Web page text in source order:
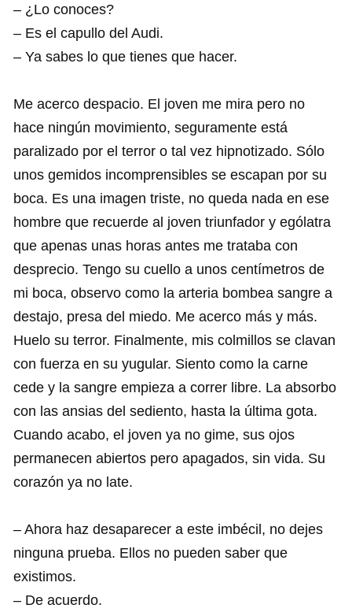
– ¿Lo conoces?
– Es el capullo del Audi.
– Ya sabes lo que tienes que hacer.
Me acerco despacio. El joven me mira pero no
hace ningún movimiento, seguramente está
paralizado por el terror o tal vez hipnotizado. Sólo
unos gemidos incomprensibles se escapan por su
boca. Es una imagen triste, no queda nada en ese
hombre que recuerde al joven triunfador y ególatra
que apenas unas horas antes me trataba con
desprecio. Tengo su cuello a unos centímetros de
mi boca, observo como la arteria bombea sangre a
destajo, presa del miedo. Me acerco más y más.
Huelo su terror. Finalmente, mis colmillos se clavan
con fuerza en su yugular. Siento como la carne
cede y la sangre empieza a correr libre. La absorbo
con las ansias del sediento, hasta la última gota.
Cuando acabo, el joven ya no gime, sus ojos
permanecen abiertos pero apagados, sin vida. Su
corazón ya no late.
– Ahora haz desaparecer a este imbécil, no dejes
ninguna prueba. Ellos no pueden saber que
existimos.
– De acuerdo.